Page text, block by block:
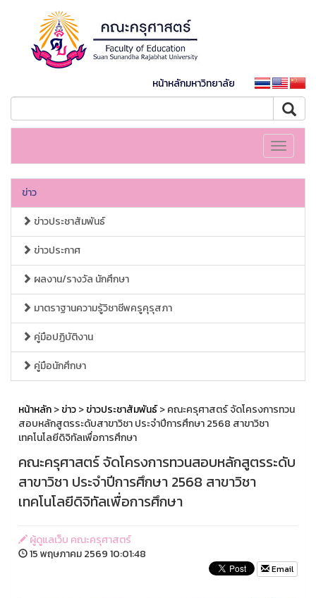
หน้าหลักมหาวิทยาลัย
Toggle
ข่าว
ข่าวประชาสัมพันธ์
ข่าวประกาศ
ผลงาน/รางวัล นักศึกษา
มาตราฐานความรู้วิชาชีพครูคุรุสภา
คู่มือปฏิบัติงาน
คู่มือนักศึกษา
หน้าหลัก>ข่าว>ข่าวประชาสัมพันธ์> คณะครุศาสตร์ จัดโครงการทวน
สอบหลักสูตรระดับสาขาวิชา ประจำปีการศึกษา 2568 สาขาวิชา
เทคโนโลยีดิจิทัลเพื่อการศึกษา
คณะครุศาสตร์ จัดโครงการทวนสอบหลักสูตรระดับ
สาขาวิชา ประจำปีการศึกษา 2568 สาขาวิชา
เทคโนโลยีดิจิทัลเพื่อการศึกษา
ผู้ดูแลเว็บ คณะครุศาสตร์
15 พฤษภาคม 2569 10:01:48
Email